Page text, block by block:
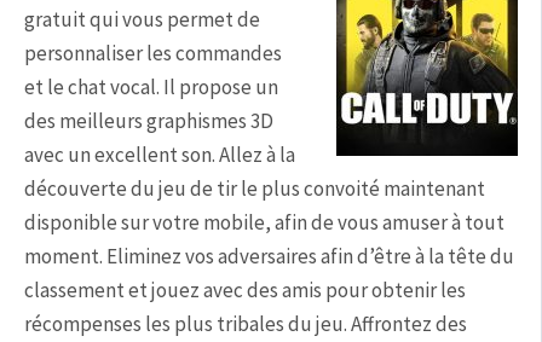
gratuit qui vous permet de
personnaliser les commandes
et le chat vocal. Il propose un
des meilleurs graphismes 3D
avec un excellent son. Allez à la
découverte du jeu de tir le plus convoité maintenant
disponible sur votre mobile, afin de vous amuser à tout
moment. Eliminez vos adversaires afin d’être à la tête du
classement et jouez avec des amis pour obtenir les
récompenses les plus tribales du jeu. Affrontez des